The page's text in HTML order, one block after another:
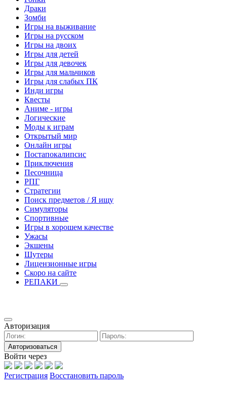
Драки
Зомби
Игры на выживание
Игры на русском
Игры на двоих
Игры для детей
Игры для девочек
Игры для мальчиков
Игры для слабых ПК
Инди игры
Квесты
Аниме - игры
Логические
Моды к играм
Открытый мир
Онлайн игры
Постапокалипсис
Приключения
Песочница
РПГ
Стратегии
Поиск предметов / Я ищу
Симуляторы
Спортивные
Игры в хорошем качестве
Ужасы
Экшены
Шутеры
Лицензионные игры
Скоро на сайте
РЕПАКИ
Авторизация
Авторизоваться
Войти через
Регистрация Восстановить пароль